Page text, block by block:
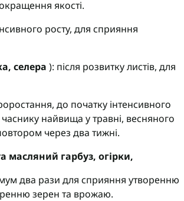
якості.
росту, для сприяння
селера ): після розвитку листів, для
до початку інтенсивного
найвища у травні, весняного
через два тижні.
масляний гарбуз, огірки,
два рази для сприяння утворенню
зерен та врожаю.